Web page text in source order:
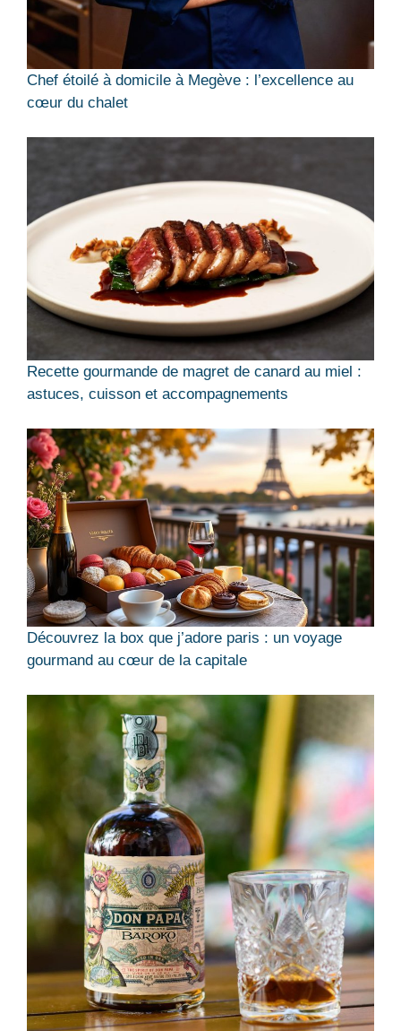
Chef étoilé à domicile à Megève : l’excellence au
cœur du chalet
Recette gourmande de magret de canard au miel :
astuces, cuisson et accompagnements
Découvrez la box que j’adore paris : un voyage
gourmand au cœur de la capitale